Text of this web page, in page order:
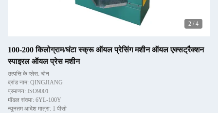
2 / 4
100-200 किलोग्राम/घंटा स्क्रू ऑयल प्रेसिंग मशीन ऑयल एक्सट्रैक्शन
स्पाइरल ऑयल प्रेस मशीन
उत्पत्ति के प्लेस: चीन
ब्रांड नाम: QINGJIANG
प्रमाणन: ISO9001
मॉडल संख्या: 6YL-100Y
न्यूनतम आदेश मात्रा: 1 पीसी